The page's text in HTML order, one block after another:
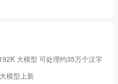
大模型 可处理约35万个汉字
模型上新